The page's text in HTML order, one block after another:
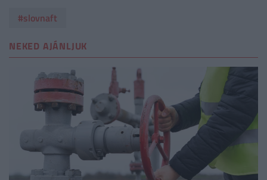
#slovnaft
NEKED AJÁNLJUK